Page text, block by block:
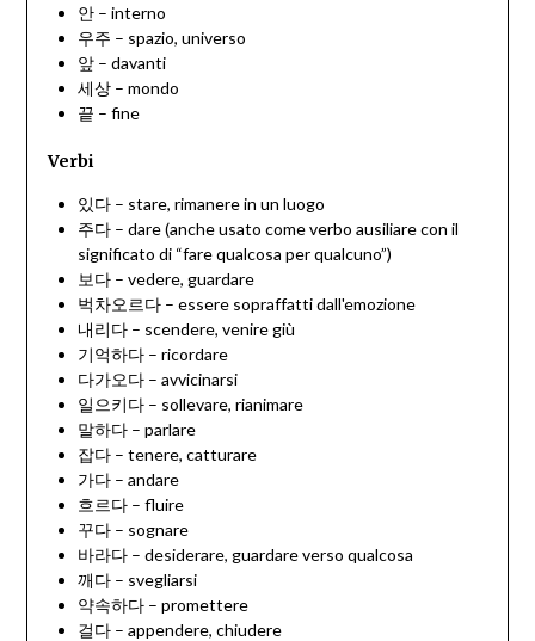
안 – interno
우주 – spazio, universo
앞 – davanti
세상 – mondo
끝 – fine
Verbi
있다 – stare, rimanere in un luogo
주다 – dare (anche usato come verbo ausiliare con il
significato di “fare qualcosa per qualcuno”)
보다 – vedere, guardare
벅차오르다 – essere sopraffatti dall'emozione
내리다 – scendere, venire giù
기억하다 – ricordare
다가오다 – avvicinarsi
일으키다 – sollevare, rianimare
말하다 – parlare
잡다 – tenere, catturare
가다 – andare
흐르다 – fluire
꾸다 – sognare
바라다 – desiderare, guardare verso qualcosa
깨다 – svegliarsi
약속하다 – promettere
걸다 – appendere, chiudere